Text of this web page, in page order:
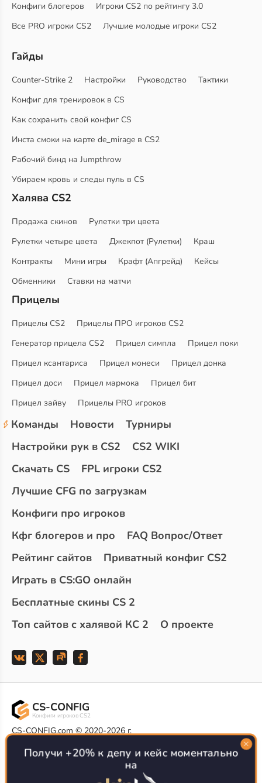
Конфиги блогеров
Игроки CS2 по рейтингу 3.0
Все PRO игроки CS2
Лучшие молодые игроки CS2
Гайды
Counter-Strike 2 Настройки Руководство
Тактики
Конфиг для тренировок в CS
Как сохранить свой конфиг CS
Инста смоки на карте de_mirage в CS2
Рабочий бинд на Jumpthrow
Убираем кровь и следы пуль в CS
Халява CS2
Продажа скинов
Рулетки три цвета
Рулетки четыре цвета
Джекпот (Рулетки)
Краш
Контракты
Мини игры Крафт (Апгрейд)
Кейсы
Обменники
Ставки на матчи
Прицелы
Прицелы CS2
Прицелы ПРО игроков CS2
Генератор прицела CS2
Прицел симпла
Прицел поки
Прицел ксантариса
Прицел монеси
Прицел донка
Прицел доси
Прицел мармока
Прицел бит
Прицел зайву
Прицелы PRO игроков
Команды Новости
Турниры
Настройки рук в CS2
CS2 WIKI
Скачать CS
FPL игроки CS2
Лучшие CFG по загрузкам
Конфиги про игроков
Кфг блогеров и про
FAQ Вопрос/Ответ
Рейтинг сайтов
Приватный конфиг CS2
Играть в CS:GO онлайн
Бесплатные скины CS 2
Топ сайтов с халявой КС 2
О проекте
CS-CONFIG
Конфиги игроков CS2
CS-CONFIG.com © 2020-2026 г.
РЕКЛАМА НА САЙТЕ
Все доступные варианты размещения
Получи +20% к депу и кейс моментально
на